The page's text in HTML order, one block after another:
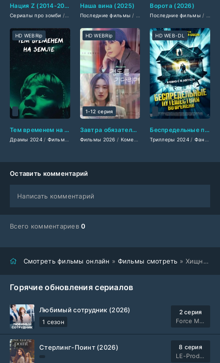
Нация Z (2014-2018)
Сериалы про зомби / Фильмы смотреть/Американские сериалы
Наша вина (2025)
Последние фильмы / Фильмы смотреть/Фильмы
Ворота (2026)
Последние фильмы /
Тем временем на Земле (2024)
Драмы 2024/ Фильмы-приключения 2024 /Фантастические 2024/
HD WEBRip
Завтра обязательно (2026)
Фильмы 2026 / Комедии 2026 /Мелодрамы 2026
HD WEBRip
1-12 серия
Беспредельные путешествия во времени (2024)
Триллеры 2024/ Фантастические 2024
HD WEB-DL
Оставить комментарий
Написать комментарий
Всего комментариев0
Смотреть фильмы онлайн » Фильмы смотреть » Хищный рывок (2026)
Горячие обновления сериалов
Любимый сотрудник (2026)
1 сезон
2 серия
Force Media
Стерлинг-Поинт (2026)
8 серия
LE-Production